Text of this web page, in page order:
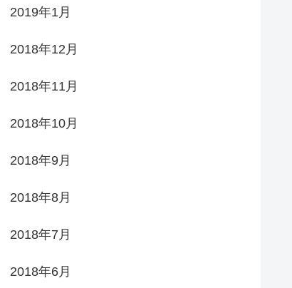
2019年1月
2018年12月
2018年11月
2018年10月
2018年9月
2018年8月
2018年7月
2018年6月